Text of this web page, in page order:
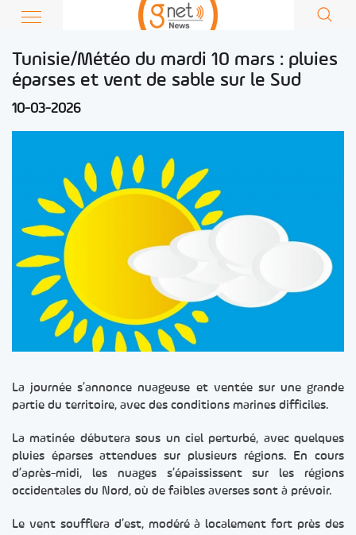
Tunisie/Météo du mardi 10 mars : pluies
éparses et vent de sable sur le Sud
10-03-2026
La journée s’annonce nuageuse et ventée sur une grande
partie du territoire, avec des conditions marines difficiles.
La matinée débutera sous un ciel perturbé, avec quelques
pluies éparses attendues sur plusieurs régions. En cours
d’après-midi, les nuages s’épaississent sur les régions
occidentales du Nord, où de faibles averses sont à prévoir.
Le vent soufflera d’est, modéré à localement fort près des